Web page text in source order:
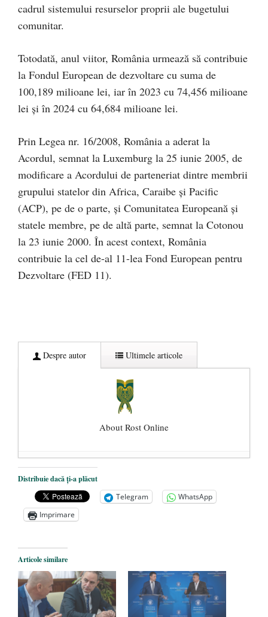
cadrul sistemului resurselor proprii ale bugetului
comunitar.
Totodată, anul viitor, România urmează să contribuie
la Fondul European de dezvoltare cu suma de
100,189 milioane lei, iar în 2023 cu 74,456 milioane
lei şi în 2024 cu 64,684 milioane lei.
Prin Legea nr. 16/2008, România a aderat la
Acordul, semnat la Luxemburg la 25 iunie 2005, de
modificare a Acordului de parteneriat dintre membrii
grupului statelor din Africa, Caraibe şi Pacific
(ACP), pe de o parte, şi Comunitatea Europeană şi
statele membre, pe de altă parte, semnat la Cotonou
la 23 iunie 2000. În acest context, România
contribuie la cel de-al 11-lea Fond European pentru
Dezvoltare (FED 11).
Despre autor Ultimele articole
About Rost Online
Dezvăluiri cutremurătoare despre
președintele Ucrainei, Volodymyr
Zelensky
- 13 mai 2026
Statul care servește Națiunea
Legea Vexler produce efecte. Bustul
poetului Octavian Goga, înlăturat din Iași
- 16 aprilie 2026
Distribuie dacă ți-a plăcut
Telegram
WhatsApp
Imprimare
Articole similare